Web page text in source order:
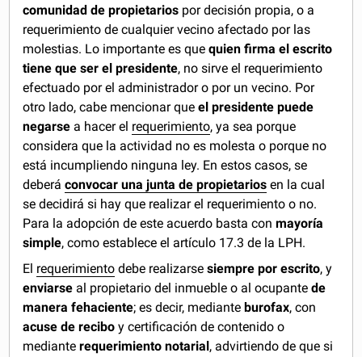
comunidad de propietarios por decisión propia, o a
requerimiento de cualquier vecino afectado por las
molestias. Lo importante es quequien firma el escrito
tiene que ser el presidente, no sirve el requerimiento
efectuado por el administrador o por un vecino. Por
otro lado, cabe mencionar queel presidente puede
negarse a hacer el requerimiento, ya sea porque
considera que la actividad no es molesta o porque no
está incumpliendo ninguna ley. En estos casos, se
deberáconvocar una junta de propietarios en la cual
se decidirá si hay que realizar el requerimiento o no.
Para la adopción de este acuerdo basta conmayoría
simple, como establece el artículo 17.3 de la LPH.
El requerimiento debe realizarsesiempre por escrito, y
enviarse al propietario del inmueble o al ocupantede
manera fehaciente; es decir, mediante burofax, con
acuse de recibo y certificación de contenido o
medianterequerimiento notarial , advirtiendo de que si